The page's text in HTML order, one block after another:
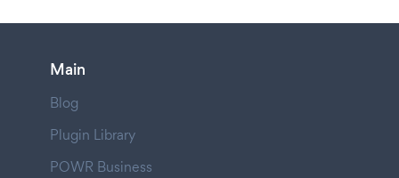
Main
Blog
Plugin Library
POWR Business